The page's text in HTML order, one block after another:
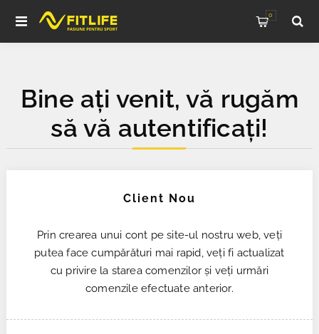
0
Bine ați venit, vă rugăm
să vă autentificați!
Client Nou
Prin crearea unui cont pe site-ul nostru web, veți
putea face cumpărături mai rapid, veți fi actualizat
cu privire la starea comenzilor și veți urmări
comenzile efectuate anterior.